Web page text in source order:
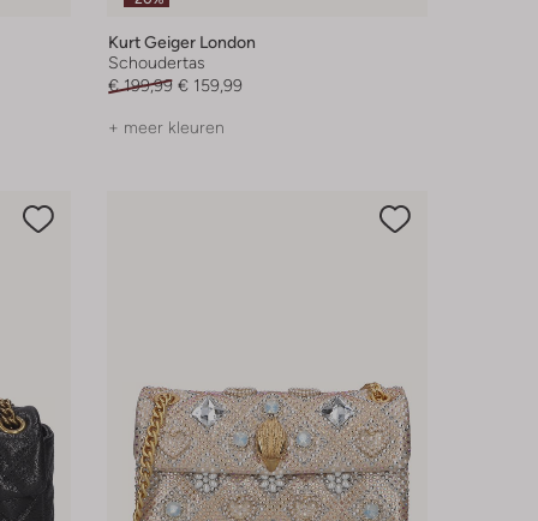
Kurt Geiger London
Schoudertas
€ 199,99 € 159,99
+ meer kleuren